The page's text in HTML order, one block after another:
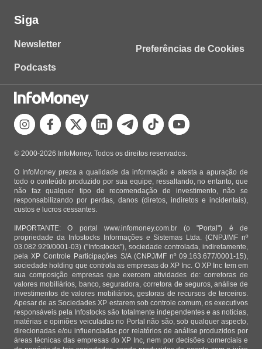
Siga
Newsletter
Podcasts
Preferências de Cookies
© 2000-2026 InfoMoney. Todos os direitos reservados.
O InfoMoney preza a qualidade da informação e atesta a apuração de
todo o conteúdo produzido por sua equipe, ressaltando, no entanto, que
não faz qualquer tipo de recomendação de investimento, não se
responsabilizando por perdas, danos (diretos, indiretos e incidentais),
custos e lucros cessantes.
IMPORTANTE: O portal www.infomoney.com.br (o "Portal") é de
propriedade da Infostocks Informações e Sistemas Ltda. (CNPJ/MF nº
03.082.929/0001-03) ("Infostocks"), sociedade controlada, indiretamente,
pela XP Controle Participações S/A (CNPJ/MF nº 09.163.677/0001-15),
sociedade holding que controla as empresas do XP Inc. O XP Inc tem em
sua composição empresas que exercem atividades de: corretoras de
valores mobiliários, banco, seguradora, corretora de seguros, análise de
investimentos de valores mobiliários, gestoras de recursos de terceiros.
Apesar de as Sociedades XP estarem sob controle comum, os executivos
responsáveis pela Infostocks são totalmente independentes e as notícias,
matérias e opiniões veiculadas no Portal não são, sob qualquer aspecto,
direcionadas e/ou influenciadas por relatórios de análise produzidos por
áreas técnicas das empresas do XP Inc, nem por decisões comerciais e